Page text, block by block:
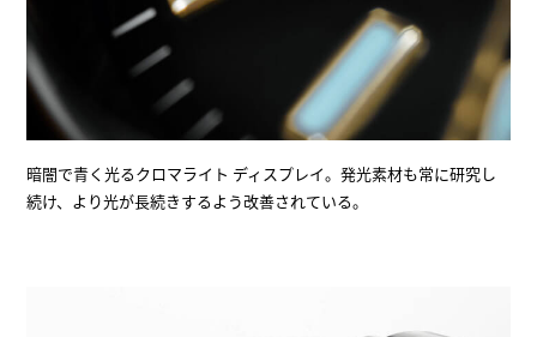
暗闇で青く光るクロマライト ディスプレイ。発光素材も常に研究し
続け、より光が長続きするよう改善されている。